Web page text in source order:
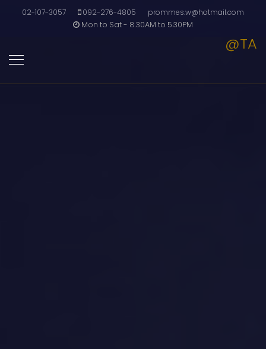
02-107-3057 092-276-4805
prommes.w@hotmail.com
Mon to Sat - 8.30AM to 5.30PM
@TA